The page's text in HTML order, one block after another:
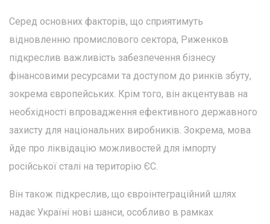
Серед основних факторів, що сприятимуть
відновленню промислового сектора, Риженков
підкреслив важливість забезпечення бізнесу
фінансовими ресурсами та доступом до ринків збуту,
зокрема європейських. Крім того, він акцентував на
необхідності впровадження ефективного державного
захисту для національних виробників. Зокрема, мова
йде про ліквідацію можливостей для імпорту
російської сталі на територію ЄС.
Він також підкреслив, що євроінтеграційний шлях
надає Україні нові шанси, особливо в рамках